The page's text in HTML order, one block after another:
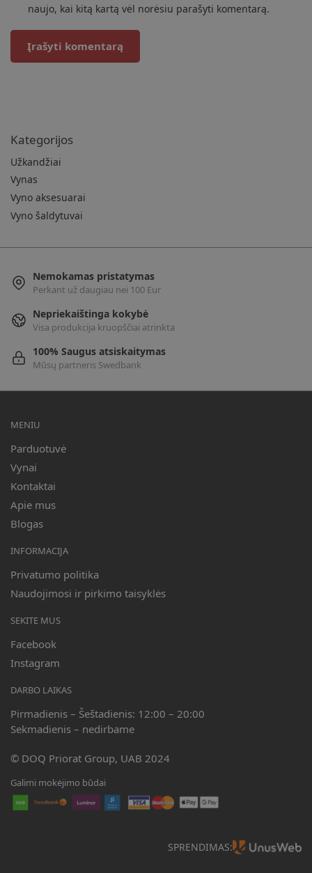
naujo, kai kitą kartą vėl norėsiu parašyti komentarą.
Kategorijos
Užkandžiai
Vynas
Vyno aksesuarai
Vyno šaldytuvai
Nemokamas pristatymas
Perkant už daugiau nei 100 Eur
Nepriekaištinga kokybė
Visa produkcija kruopščiai atrinkta
100% Saugus atsiskaitymas
Mūsų partneris Swedbank
MENIU
Parduotuvė
Vynai
Kontaktai
Apie mus
Blogas
INFORMACIJA
Privatumo politika
Naudojimosi ir pirkimo taisyklės
SEKITE MUS
Facebook
Instagram
DARBO LAIKAS
Pirmadienis – Šeštadienis: 12:00 – 20:00
Sekmadienis – nedirbame
© DOQ Priorat Group, UAB 2024
Galimi mokėjimo būdai
SPRENDIMAS: